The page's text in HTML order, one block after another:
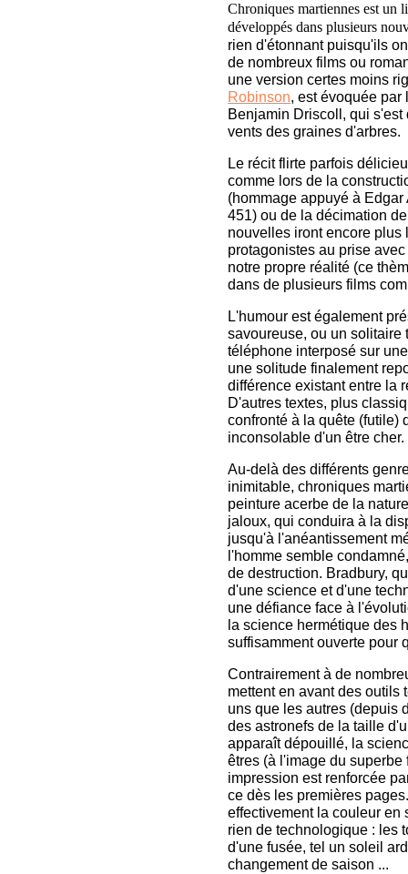
Chroniques martiennes est un
développés dans plusieurs
rien d'étonnant puisqu'ils
de nombreux films ou
une version certes moins
Robinson, est évoquée
Benjamin Driscoll, qui
vents des graines d'arbres.
Le récit flirte parfois
comme lors de la
(hommage appuyé à
451) ou de la décimation
nouvelles iront encore plus
protagonistes au prise
notre propre réalité (ce
dans de plusieurs films
L'humour est également
savoureuse, ou un solitaire
téléphone interposé sur
une solitude finalement
différence existant entre la
D'autres textes, plus
confronté à la quête (futile)
inconsolable d'un être cher.
Au-delà des différents
inimitable, chroniques
peinture acerbe de la
jaloux, qui conduira à la
jusqu'à l'anéantissement
l'homme semble
de destruction. Bradbury,
d'une science et d'une
une défiance face à
la science hermétique des
suffisamment ouverte pour
Contrairement à de
mettent en avant des
uns que les autres (depuis
des astronefs de la taille
apparaît dépouillé, la
êtres (à l'image du
impression est renforcée
ce dès les premières
effectivement la couleur en
rien de technologique : les
d'une fusée, tel un soleil
changement de saison ...